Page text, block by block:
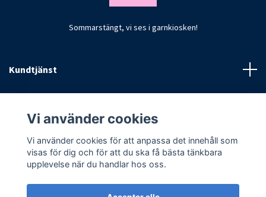
Sommarstängt, vi ses i garnkiosken!
Kundtjänst
Vi använder cookies
Vi använder cookies för att anpassa det innehåll som
visas för dig och för att du ska få bästa tänkbara
upplevelse när du handlar hos oss.